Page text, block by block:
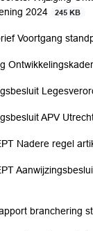
2024
245 KB
Voortgang
APV
Nadere regel
branchering